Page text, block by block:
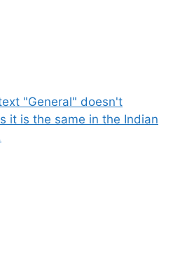
"General" doesn't
it is the same in the Indian